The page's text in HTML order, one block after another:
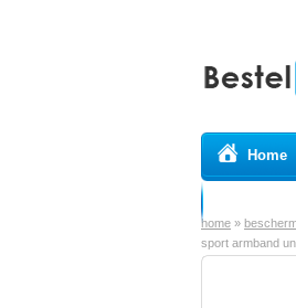
Home
home »
sport armband